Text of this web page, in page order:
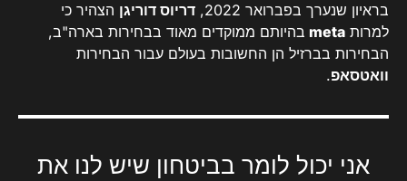
בראיון שנערך בפברואר 2022, דריוס דוריגן הצהיר כי
למרות meta בהיותם ממוקדים מאוד בבחירות בארה"ב,
הבחירות בברזיל הן החשובות בעולם עבור הבחירות
וואטסאפ.
אני יכול לומר בביטחון שיש לנו את